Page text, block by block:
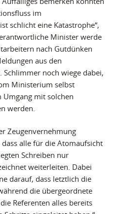
im
schlicht eine Katastrophe“,
Minister werde
nach Gutdünken
aus den
noch wiege dabei,
Ministerium selbst
Umgang mit solchen
werden.
Zeugenvernehmung
alle für die Atomaufsicht
Schreiben nur
weiterleiten. Dabei
darauf, dass letztlich die
die übergeordnete
Referenten alles bereits